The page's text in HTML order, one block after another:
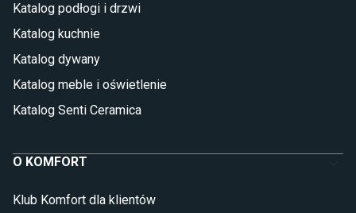
Katalog podłogi i drzwi
Katalog kuchnie
Katalog dywany
Katalog meble i oświetlenie
Katalog Senti Ceramica
O KOMFORT
Klub Komfort dla klientów